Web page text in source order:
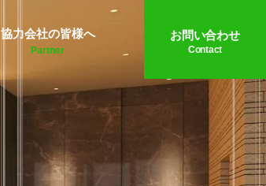
協力会社の皆様へ
Partner
お問い合わせ
Contact